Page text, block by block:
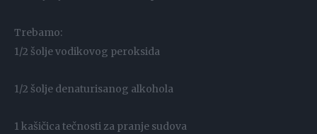
Trebamo:
1/2 šolje vodikovog peroksida
1/2 šolje denaturisanog alkohola
1 kašičica tečnosti za pranje sudova